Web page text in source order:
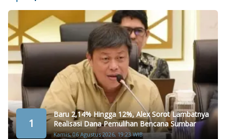
1
Baru 2,14% Hingga 12%, Alex Sorot Lambatnya
Realisasi Dana Pemulihan Bencana Sumbar
Kamis, 06 Agustus 2026, 19:23 WIB